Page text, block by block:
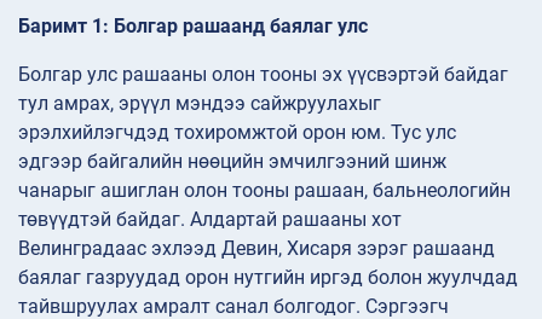
Баримт 1: Болгар рашаанд баялаг улс
Болгар улс рашааны олон тооны эх үүсвэртэй байдаг
тул амрах, эрүүл мэндээ сайжруулахыг
эрэлхийлэгчдэд тохиромжтой орон юм. Тус улс
эдгээр байгалийн нөөцийн эмчилгээний шинж
чанарыг ашиглан олон тооны рашаан, бальнеологийн
төвүүдтэй байдаг. Алдартай рашааны хот
Велинградаас эхлээд Девин, Хисаря зэрэг рашаанд
баялаг газруудад орон нутгийн иргэд болон жуулчдад
тайвшруулах амралт санал болгодог. Сэргээгч